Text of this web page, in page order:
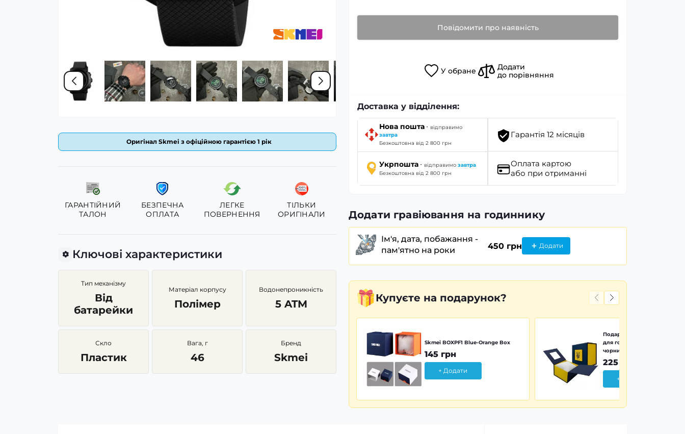
Оригінал Skmei з офіційною гарантією 1 рік
ГАРАНТІЙНИЙ
ТАЛОН
БЕЗПЕЧНА
ОПЛАТА
ЛЕГКЕ
ПОВЕРНЕННЯ
ТІЛЬКИ
ОРИГІНАЛИ
Ключові характеристики
Тип механізму
Від
батарейки
Матеріал корпусу
Полімер
Водонепроникність
5 ATM
Скло
Пластик
Вага, г
46
Бренд
Skmei
Повідомити про наявність
У обране
Додати
до порівняння
Доставка у відділення:
Нова пошта · відправимо
завтра
Безкоштовна від 2 800 грн
Укрпошта · відправимо завтра
Безкоштовна від 2 800 грн
Гарантія 12 місяців
Оплата картою
або при отриманні
Додати гравіювання на годиннику
Ім'я, дата, побажання -
пам'ятно на роки
450 грн Додати
Купуєте на подарунок?
Skmei BOXPF1 Blue-Orange Box
145 грн
+ Додати
Подарункова картонна
для годинника синьо-жовта
чорним тризубом
225 грн
+ Додати